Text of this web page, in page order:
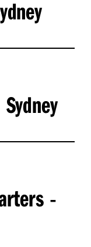
Sydney
-